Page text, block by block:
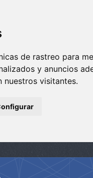
de rastreo para
y anuncios
nuestros visitantes.